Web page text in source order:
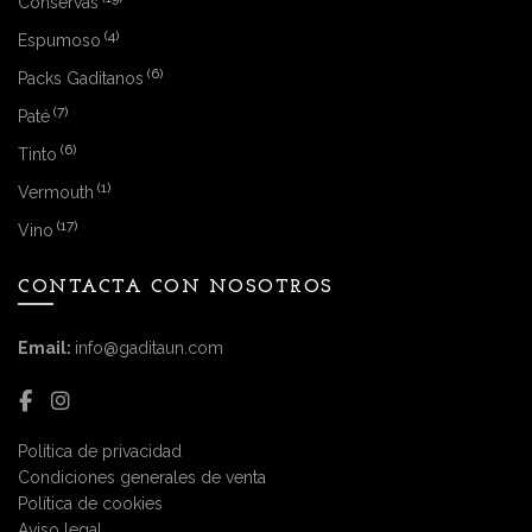
Espumoso (4)
Packs Gaditanos (6)
Paté (7)
Tinto (6)
Vermouth (1)
Vino (17)
CONTACTA CON NOSOTROS
Email: info@gaditaun.com
Política de privacidad
Condiciones generales de venta
Política de cookies